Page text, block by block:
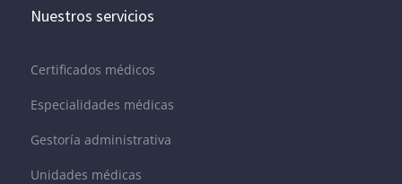
Nuestros servicios
Certificados médicos
Especialidades médicas
Gestoría administrativa
Unidades médicas